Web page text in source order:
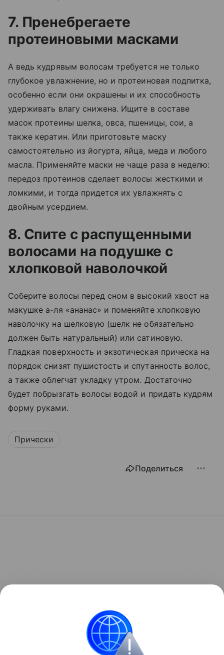
7. Пренебрегаете
протеиновыми масками
А ведь кудрявым волосам требуется не только
глубокое увлажнение, но и протеиновая подпитка,
особенно если они окрашены и их способность
удерживать влагу снижена. Ищите в составе
масок протеины шелка, овса, пшеницы, сои, а
также кератин. Или приготовьте маску
самостоятельно из йогурта, яйца, меда и любого
масла. Применяйте маски не чаще раза в неделю:
передоз протеинов сделает волосы жесткими и
ломкими, и тогда придется их увлажнять с
двойным усердием.
8. Спите с распущенными
волосами на подушке с
хлопковой наволочкой
Соберите волосы перед сном в высокий хвост на
макушке а-ля «ананас» и поменяйте хлопковую
наволочку на шелковую (шелк не обязательно
должен быть натуральный) или сатиновую.
Гладкая поверхность и экзотическая прическа на
порядок снизят пушистость и спутанность волос,
а также облегчат укладку утром. Достаточно
будет побрызгать волосы водой и придать кудрям
форму руками.
Прически
Поделиться